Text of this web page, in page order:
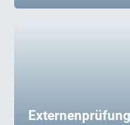
Externenprüfung